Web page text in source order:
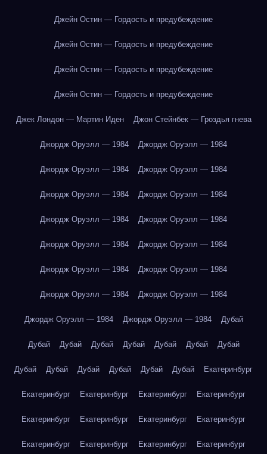
Джейн Остин — Гордость и предубеждение
Джейн Остин — Гордость и предубеждение
Джейн Остин — Гордость и предубеждение
Джейн Остин — Гордость и предубеждение
Джек Лондон — Мартин Иден Джон Стейнбек — Гроздья гнева
Джордж Оруэлл — 1984 Джордж Оруэлл — 1984
Джордж Оруэлл — 1984 Джордж Оруэлл — 1984
Джордж Оруэлл — 1984 Джордж Оруэлл — 1984
Джордж Оруэлл — 1984 Джордж Оруэлл — 1984
Джордж Оруэлл — 1984 Джордж Оруэлл — 1984
Джордж Оруэлл — 1984 Джордж Оруэлл — 1984
Джордж Оруэлл — 1984 Джордж Оруэлл — 1984
Джордж Оруэлл — 1984 Джордж Оруэлл — 1984 Дубай
Дубай Дубай Дубай Дубай Дубай Дубай Дубай
Дубай Дубай Дубай Дубай Дубай Дубай Екатеринбург
Екатеринбург Екатеринбург Екатеринбург Екатеринбург
Екатеринбург Екатеринбург Екатеринбург Екатеринбург
Екатеринбург Екатеринбург Екатеринбург Екатеринбург